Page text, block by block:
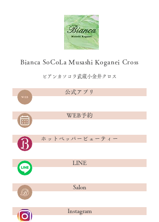
Bianca SoCoLa Musashi Koganei Cross
ビアンカソコラ武蔵小金井クロス
公式アプリ
WEB予約
ホットペッパービューティー
LINE
Salon
Instagram